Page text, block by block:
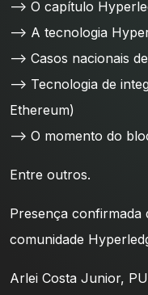
–> O capítulo
–> A tecnologia
–> Casos nacionais
–> Tecnologia de
Ethereum)
–> O momento do
Entre outros.
Presença confirmada
comunidade
Arlei Costa Junior,